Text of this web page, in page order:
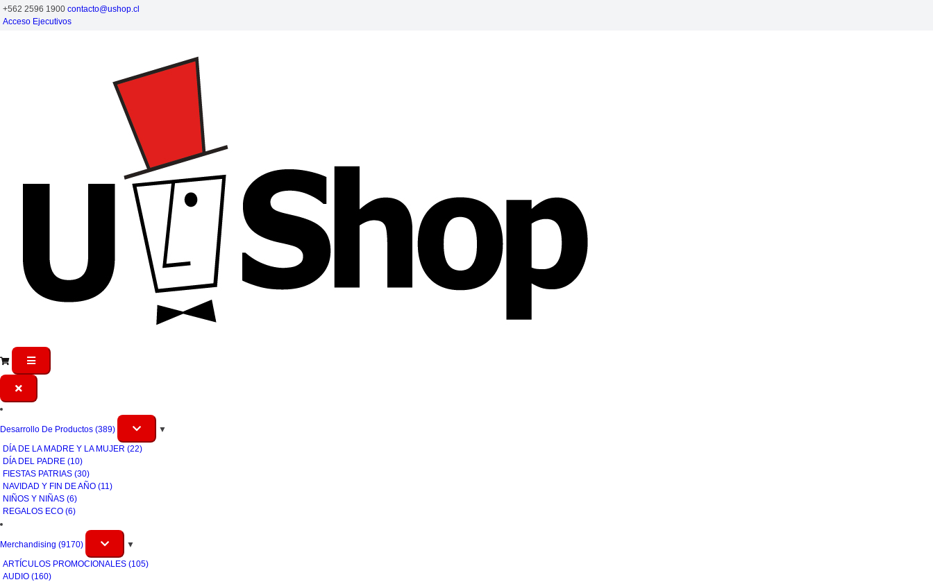
+562 2596 1900 contacto@ushop.cl
Acceso Ejecutivos
Desarrollo De Productos (389)
▼
DÍA DE LA MADRE Y LA MUJER (22)
DÍA DEL PADRE (10)
FIESTAS PATRIAS (30)
NAVIDAD Y FIN DE AÑO (11)
NIÑOS Y NIÑAS (6)
REGALOS ECO (6)
Merchandising (9170)
▼
ARTÍCULOS PROMOCIONALES (105)
AUDIO (160)